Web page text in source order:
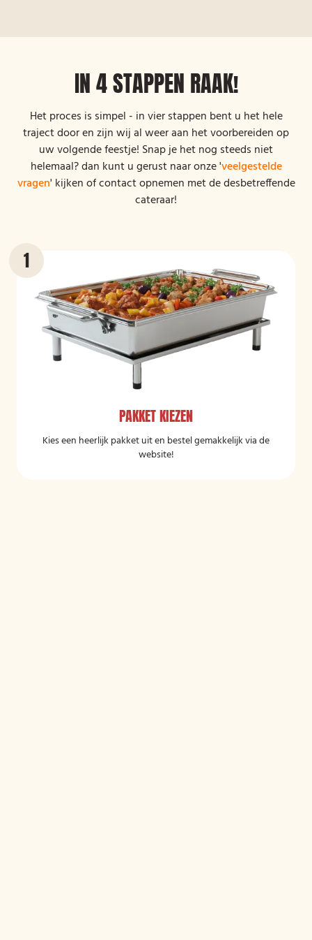
IN 4 STAPPEN RAAK!
Het proces is simpel - in vier stappen bent u het hele
traject door en zijn wij al weer aan het voorbereiden op
uw volgende feestje! Snap je het nog steeds niet
helemaal? dan kunt u gerust naar onze 'veelgestelde
vragen' kijken of contact opnemen met de desbetreffende
cateraar!
PAKKET KIEZEN
Kies een heerlijk pakket uit en bestel gemakkelijk via de
website!